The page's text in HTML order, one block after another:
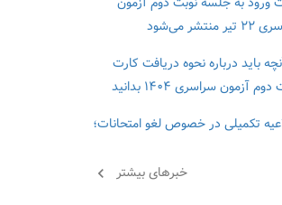
منتشر می‌شود
باید درباره نحوه دریافت کارت
آزمون سراسری ۱۴۰۴ بدانید
تکمیلی در خصوص لغو امتحانات؛
خبرهای بیشتر chevron_left